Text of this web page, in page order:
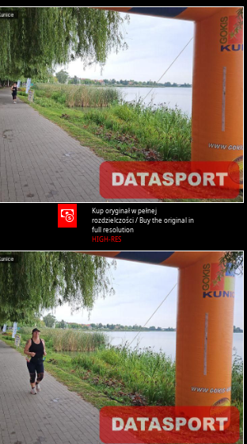
Kup oryginał w pełnej
rozdzielczości / Buy the original in
full resolution
HIGH-RES